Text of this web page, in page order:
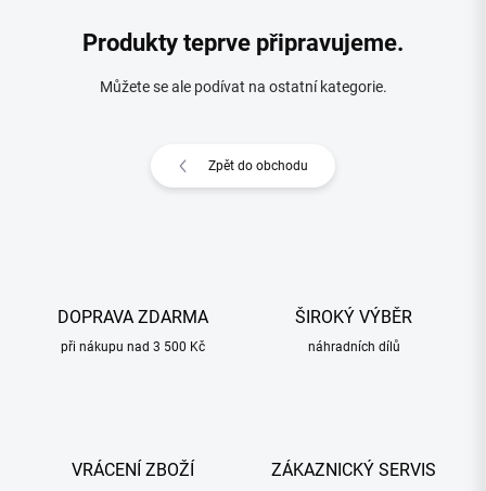
Produkty teprve připravujeme.
Můžete se ale podívat na ostatní kategorie.
Zpět do obchodu
DOPRAVA ZDARMA
při nákupu nad 3 500 Kč
ŠIROKÝ VÝBĚR
náhradních dílů
VRÁCENÍ ZBOŽÍ ZÁKAZNICKÝ SERVIS